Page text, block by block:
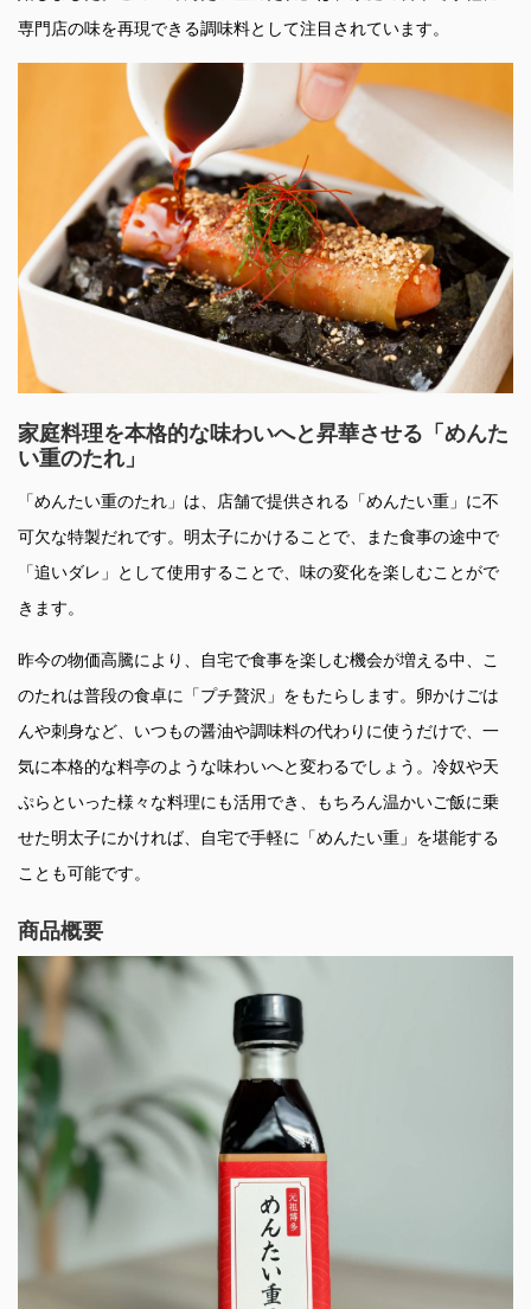
専門店の味を再現できる調味料として注目されています。
家庭料理を本格的な味わいへと昇華させる「めんた
い重のたれ」
「めんたい重のたれ」は、店舗で提供される「めんたい重」に不
可欠な特製だれです。明太子にかけることで、また食事の途中で
「追いダレ」として使用することで、味の変化を楽しむことがで
きます。
昨今の物価高騰により、自宅で食事を楽しむ機会が増える中、こ
のたれは普段の食卓に「プチ贅沢」をもたらします。卵かけごは
んや刺身など、いつもの醤油や調味料の代わりに使うだけで、一
気に本格的な料亭のような味わいへと変わるでしょう。冷奴や天
ぷらといった様々な料理にも活用でき、もちろん温かいご飯に乗
せた明太子にかければ、自宅で手軽に「めんたい重」を堪能する
ことも可能です。
商品概要